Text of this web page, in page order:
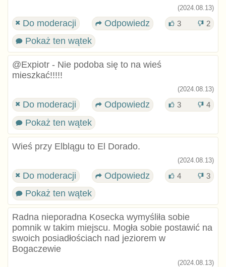
(2024.08.13)
Do moderacji Odpowiedz 3 2
Pokaż ten wątek
@Expiotr - Nie podoba się to na wieś
mieszkać!!!!!
(2024.08.13)
Do moderacji Odpowiedz 3 4
Pokaż ten wątek
Wieś przy Elblągu to El Dorado.
(2024.08.13)
Do moderacji Odpowiedz 4 3
Pokaż ten wątek
Radna nieporadna Kosecka wymyśliła sobie
pomnik w takim miejscu. Mogła sobie postawić na
swoich posiadłościach nad jeziorem w
Bogaczewie
(2024.08.13)